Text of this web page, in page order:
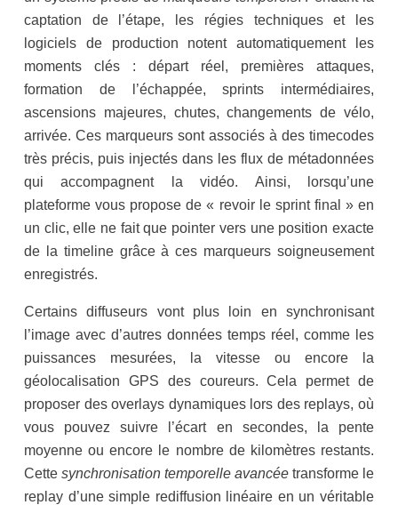
captation de l’étape, les régies techniques et les
logiciels de production notent automatiquement les
moments clés : départ réel, premières attaques,
formation de l’échappée, sprints intermédiaires,
ascensions majeures, chutes, changements de vélo,
arrivée. Ces marqueurs sont associés à des timecodes
très précis, puis injectés dans les flux de métadonnées
qui accompagnent la vidéo. Ainsi, lorsqu’une
plateforme vous propose de « revoir le sprint final » en
un clic, elle ne fait que pointer vers une position exacte
de la timeline grâce à ces marqueurs soigneusement
enregistrés.
Certains diffuseurs vont plus loin en synchronisant
l’image avec d’autres données temps réel, comme les
puissances mesurées, la vitesse ou encore la
géolocalisation GPS des coureurs. Cela permet de
proposer des overlays dynamiques lors des replays, où
vous pouvez suivre l’écart en secondes, la pente
moyenne ou encore le nombre de kilomètres restants.
Cette synchronisation temporelle avancée transforme le
replay d’une simple rediffusion linéaire en un véritable